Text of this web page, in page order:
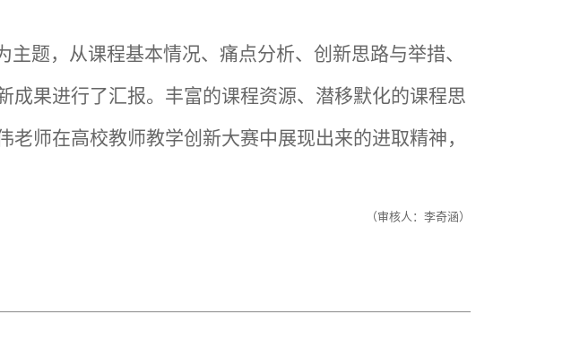
题，从课程基本情况、痛点分析、创新思路与举措、
果进行了汇报。丰富的课程资源、潜移默化的课程思
师在高校教师教学创新大赛中展现出来的进取精神，
（审核人：李奇涵）